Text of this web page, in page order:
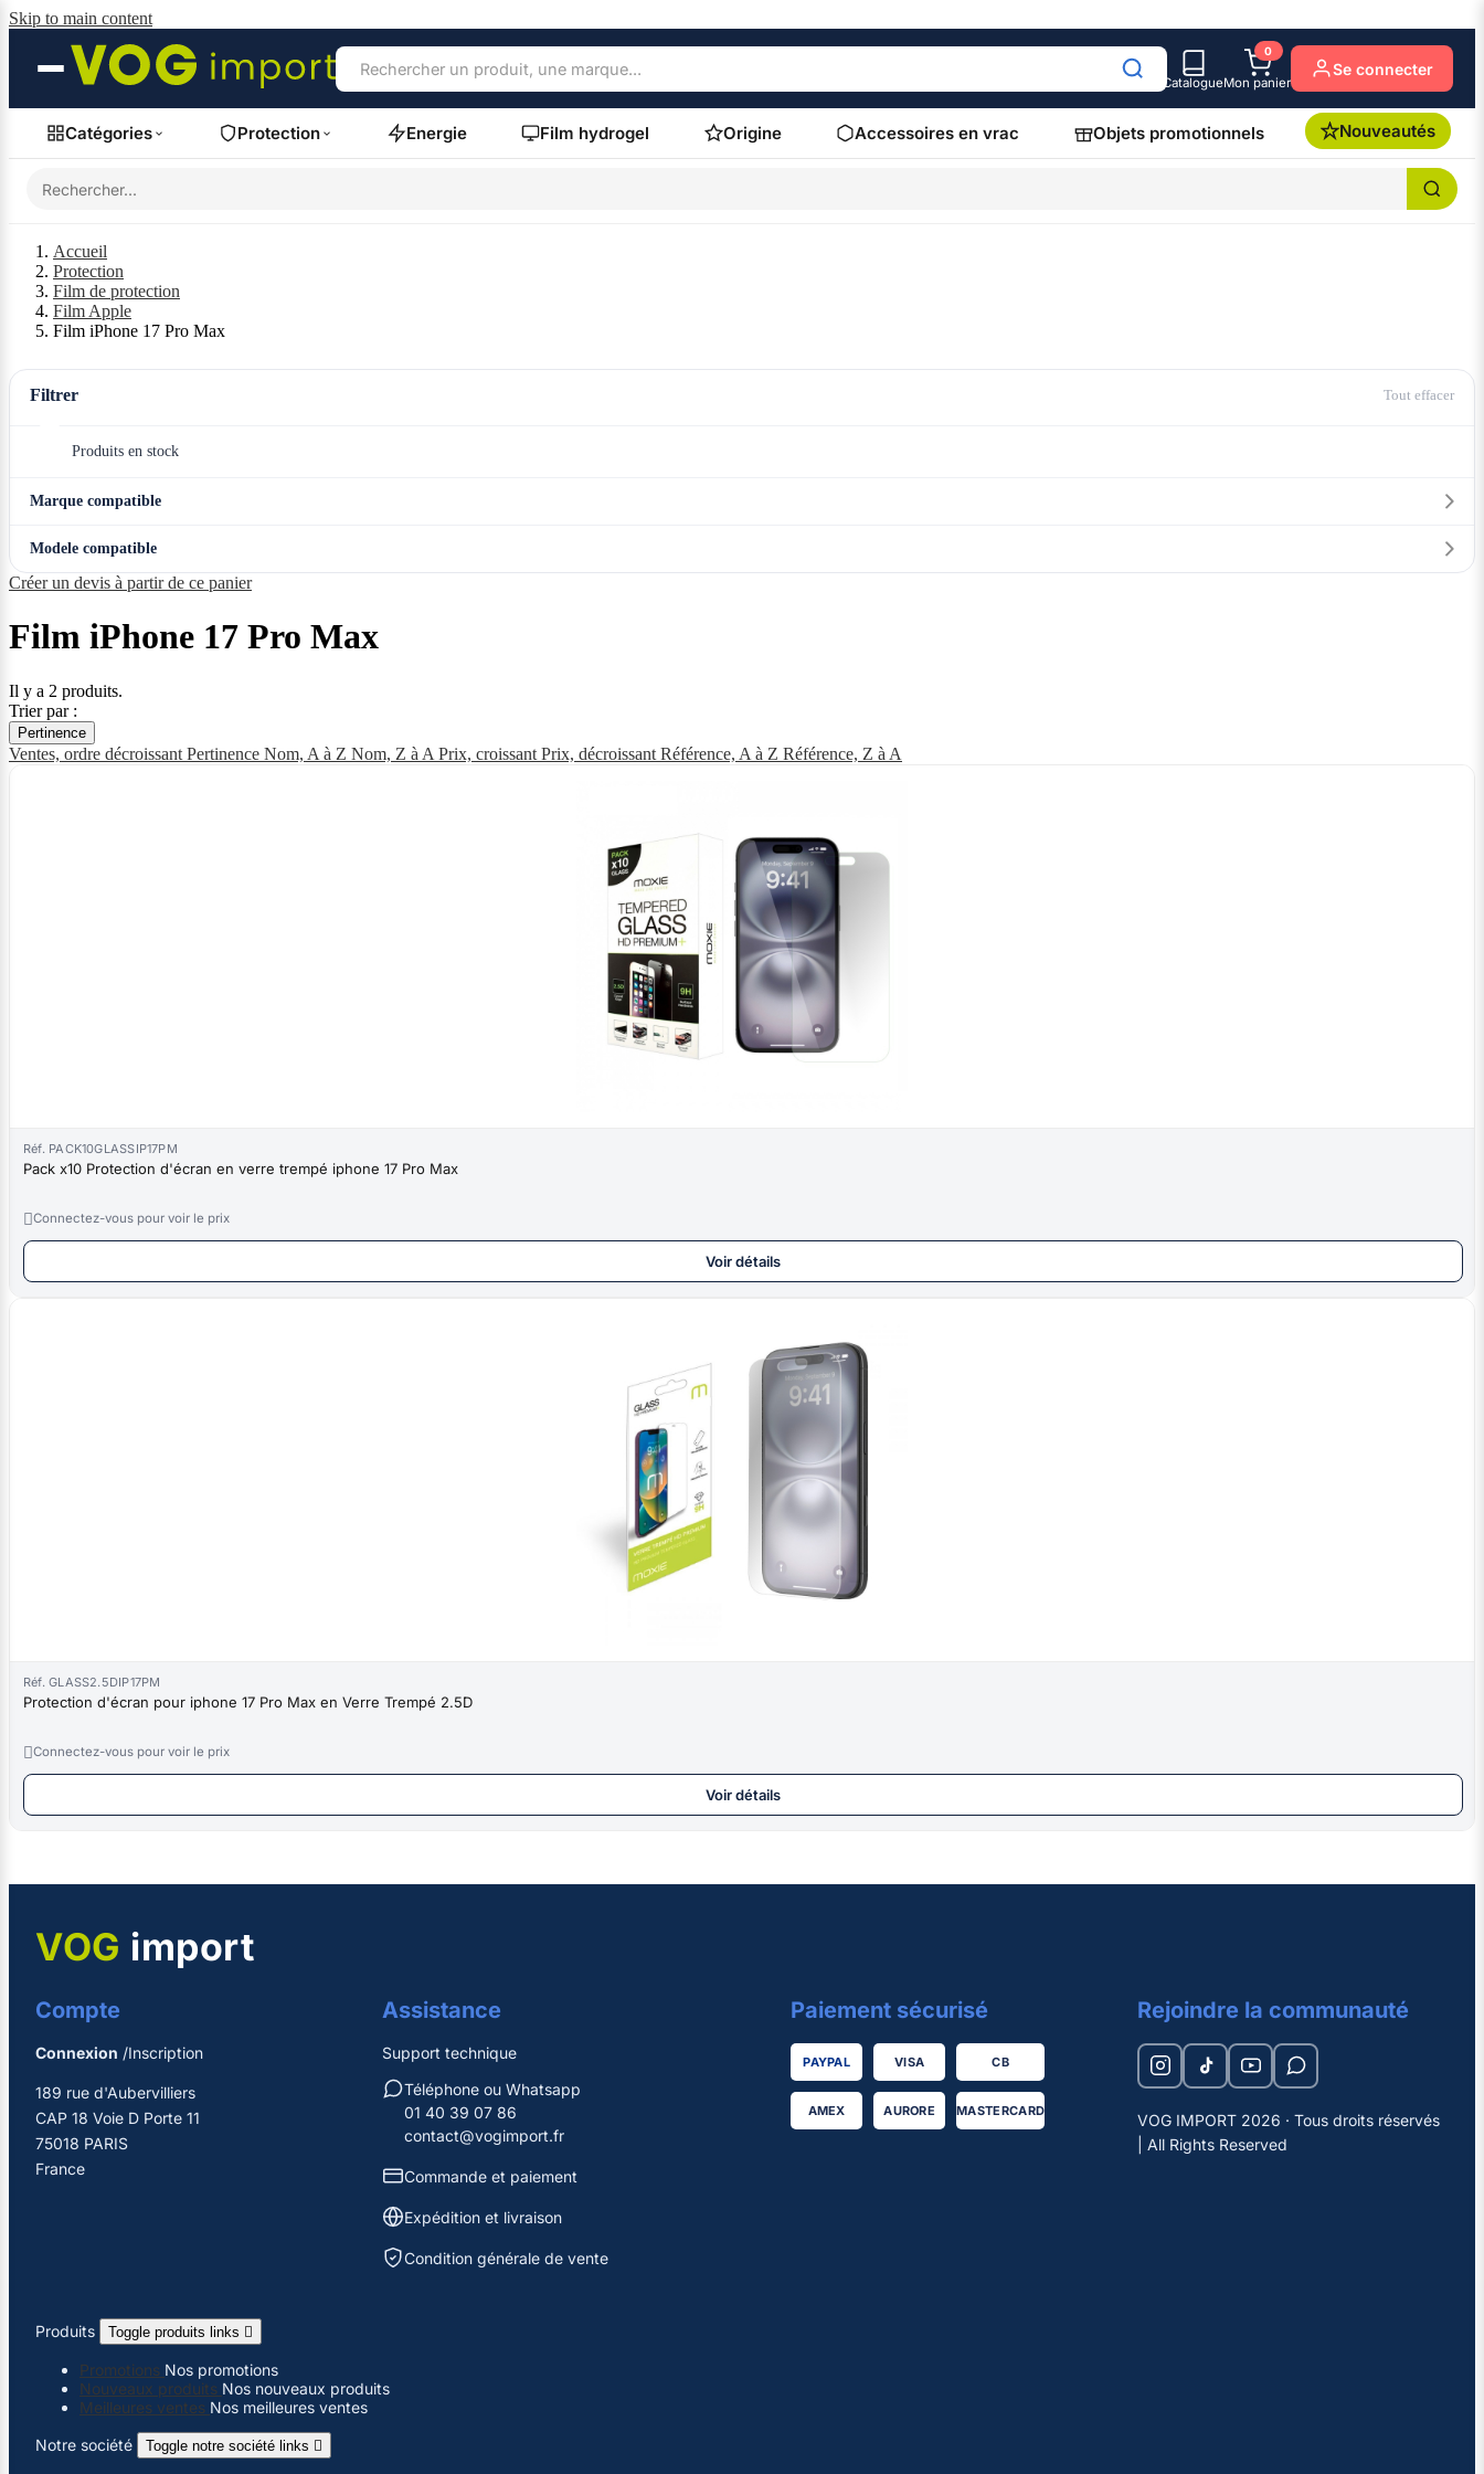
Skip to main content
Catalogue
0
Mon panier
Se connecter
Catégories Protection Energie Film hydrogel Origine Accessoires en vrac Objets promotionnels Nouveautés
Accueil
Protection
Film de protection
Film Apple
Film iPhone 17 Pro Max
Filtrer Tout effacer
Produits en stock
Marque compatible
Modele compatible
Créer un devis à partir de ce panier
Film iPhone 17 Pro Max
Il y a 2 produits.
Trier par :
Pertinence
Ventes, ordre décroissant Pertinence Nom, A à Z Nom, Z à A Prix, croissant Prix, décroissant Référence, A à Z Référence, Z à A
Réf. PACK10GLASSIP17PM
Pack x10 Protection d'écran en verre trempé iphone 17 Pro Max
Connectez-vous pour voir le prix
Voir détails
Réf. GLASS2.5DIP17PM
Protection d'écran pour iphone 17 Pro Max en Verre Trempé 2.5D
Connectez-vous pour voir le prix
Voir détails
VOG import
Compte
Connexion /Inscription
189 rue d'Aubervilliers
CAP 18 Voie D Porte 11
75018 PARIS
France
Assistance
Support technique
Téléphone ou Whatsapp
01 40 39 07 86
contact@vogimport.fr
Commande et paiement
Expédition et livraison
Condition générale de vente
Paiement sécurisé
PAYPAL VISA CB
AMEX AURORE MASTERCARD
Rejoindre la communauté
VOG IMPORT 2026 · Tous droits réservés
| All Rights Reserved
Produits Toggle produits links 
Promotions Nos promotions
Nouveaux produits Nos nouveaux produits
Meilleures ventes Nos meilleures ventes
Notre société
Toggle notre société links 